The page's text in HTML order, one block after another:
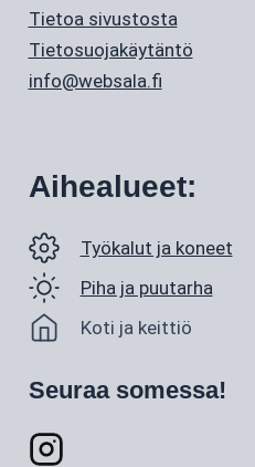
Tietoa sivustosta
Tietosuojakäytäntö
info@websala.fi
Aihealueet:
Työkalut ja koneet
Piha ja puutarha
Koti ja keittiö
Seuraa somessa!